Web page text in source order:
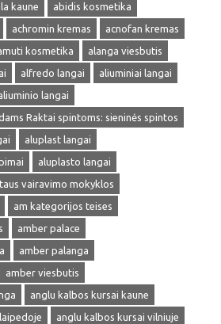
kaune
abidis kosmetika
achromin kremas
acnofan kremas
kosmetika
alanga viesbutis
alfredo langai
aliuminiai langai
langai
Raktai spintoms: sieninės spintos
aluplast langai
aluplasto langai
vairavimo mokyklos
am kategorijos teises
amber palace
amber palanga
amber viesbutis
anglu kalbos kursai kaune
anglu kalbos kursai vilniuje